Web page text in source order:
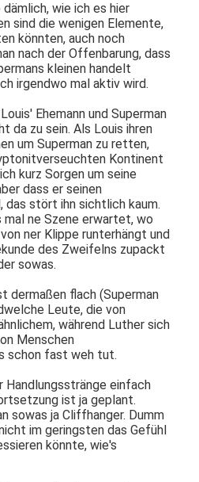
wie ich es hier
sind die wenigen Elemente,
könnten, auch noch
nach der Offenbarung, dass
kleinen handelt
irgendwo mal aktiv wird.
Ehemann und Superman
da zu sein. Als Louis ihren
um Superman zu retten,
Kontinent
kurz Sorgen um seine
dass er seinen
stört ihn sichtlich kaum.
ne Szene erwartet, wo
ner Klippe runterhängt und
des Zweifelns zupackt
sowas.
dermaßen flach (Superman
Leute, die von
während Luther sich
Menschen
schon fast weh tut.
Handlungsstränge einfach
ist ja geplant.
sowas ja Cliffhanger. Dumm
im geringsten das Gefühl
könnte, wie's